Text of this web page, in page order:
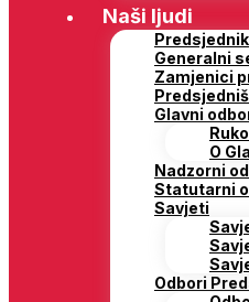
Naši ljudi
Predsjednik
Generalni
Zamjenici
Glavni
O
Nadzorni
Statutarni
Savjeti
Odbori